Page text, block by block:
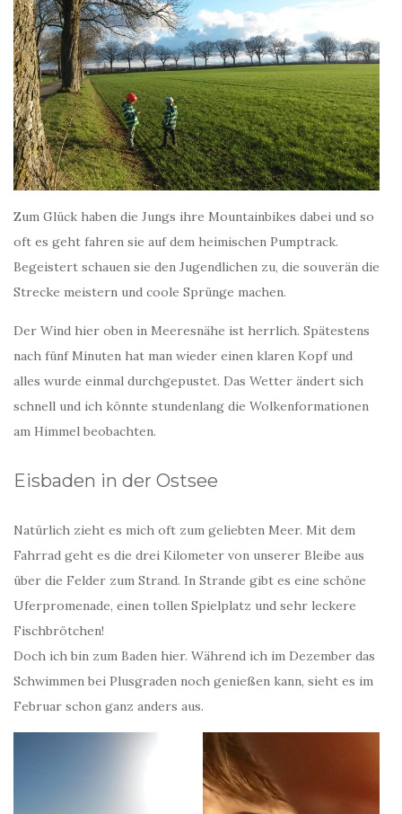
Zum Glück haben die Jungs ihre Mountainbikes dabei und so
oft es geht fahren sie auf dem heimischen Pumptrack.
Begeistert schauen sie den Jugendlichen zu, die souverän die
Strecke meistern und coole Sprünge machen.
Der Wind hier oben in Meeresnähe ist herrlich. Spätestens
nach fünf Minuten hat man wieder einen klaren Kopf und
alles wurde einmal durchgepustet. Das Wetter ändert sich
schnell und ich könnte stundenlang die Wolkenformationen
am Himmel beobachten.
Eisbaden in der Ostsee
Natürlich zieht es mich oft zum geliebten Meer. Mit dem
Fahrrad geht es die drei Kilometer von unserer Bleibe aus
über die Felder zum Strand. In Strande gibt es eine schöne
Uferpromenade, einen tollen Spielplatz und sehr leckere
Fischbrötchen!
Doch ich bin zum Baden hier. Während ich im Dezember das
Schwimmen bei Plusgraden noch genießen kann, sieht es im
Februar schon ganz anders aus.